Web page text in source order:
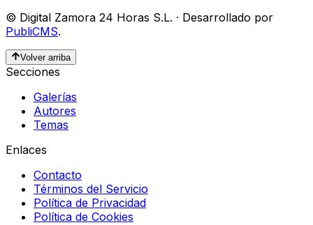
© Digital Zamora 24 Horas S.L. · Desarrollado por
PubliCMS.
Volver arriba
Secciones
Galerías
Autores
Temas
Enlaces
Contacto
Términos del Servicio
Política de Privacidad
Política de Cookies